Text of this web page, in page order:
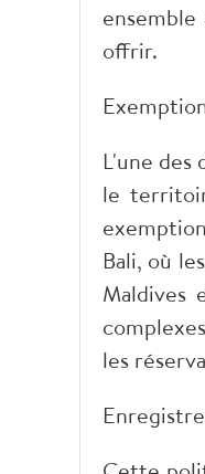
offrir.
L'une des
le
Bali, où
Maldives
les